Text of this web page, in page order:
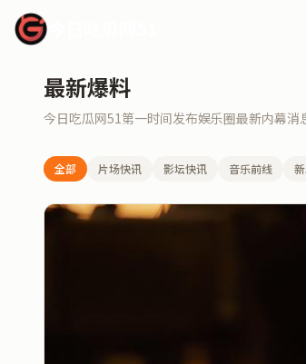
最新爆料
今日吃瓜网51第一时间发布娱乐圈最新内幕
全部 片场快讯 影坛快讯 音乐前线